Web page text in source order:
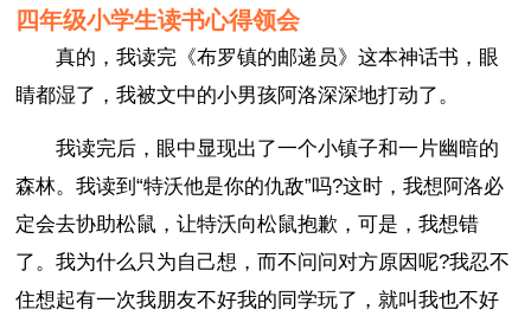
四年级小学生读书心得领会
真的，我读完《布罗镇的邮递员》这本神话书，眼
睛都湿了，我被文中的小男孩阿洛深深地打动了。
我读完后，眼中显现出了一个小镇子和一片幽暗的
森林。我读到“特沃他是你的仇敌”吗?这时，我想阿洛必
定会去协助松鼠，让特沃向松鼠抱歉，可是，我想错
了。我为什么只为自己想，而不问问对方原因呢?我忍不
住想起有一次我朋友不好我的同学玩了，就叫我也不好